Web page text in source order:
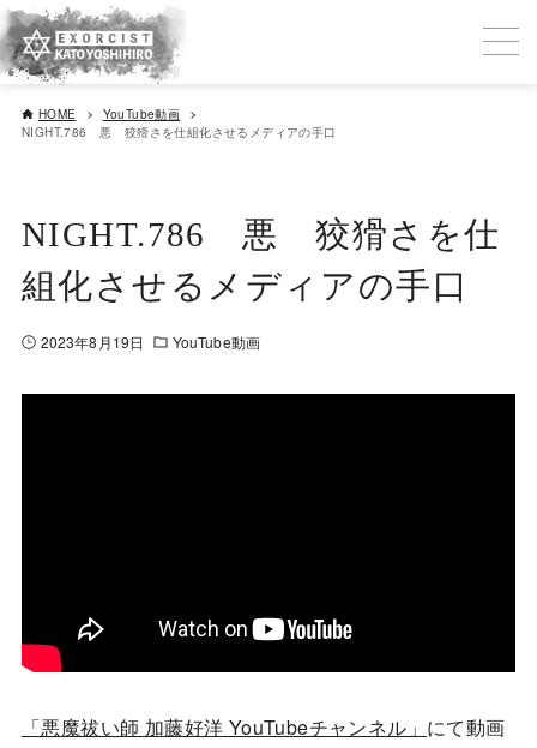
HOME
YouTube動画
NIGHT.786 悪 狡猾さを仕組化させるメディアの手口
NIGHT.786 悪 狡猾さを仕
組化させるメディアの手口
2023年8月19日 YouTube動画
「悪魔祓い師 加藤好洋 YouTubeチャンネル」 にて動画